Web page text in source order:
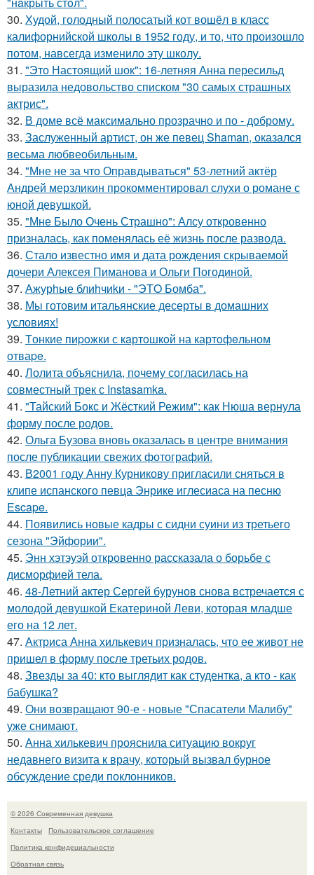
30. Худой, голодный полосатый кот вошёл в класс
калифорнийской школы в 1952 году, и то, что произошло
потом, навсегда изменило эту школу.
31. "Это Настоящий шок": 16-летняя Анна пересильд
выразила недовольство списком "30 самых страшных
актрис".
32. В доме всё максимально прозрачно и по - доброму.
33. Заслуженный артист, он же певец Shaman, оказался
весьма любвеобильным.
34. "Мне не за что Оправдываться" 53-летний актёр
Андрей мерзликин прокомментировал слухи о романе с
юной девушкой.
35. "Мне Было Очень Страшно": Алсу откровенно
призналась, как поменялась её жизнь после развода.
36. Стало известно имя и дата рождения скрываемой
дочери Алексея Пиманова и Ольги Погодиной.
37. Ажурhые блиhчиkи - "ЭТO Бомба".
38. Мы готовим итальянские десерты в домашних
условиях!
39. Tонкие пиpoжки с кaртoшкoй на картoфeльном
отваpe.
40. Лолита объяснила, почему согласилась на
совместный трек с Instasamka.
41. "Тайский Бокс и Жёсткий Режим": как Нюша вернула
форму после родов.
42. Ольга Бузова вновь оказалась в центре внимания
после публикации свежих фотографий.
43. В2001 году Анну Курникову пригласили сняться в
клипе испанского певца Энрике иглесиаса на песню
Escape.
44. Появились новые кадры с сидни суини из третьего
сезона "Эйфории".
45. Энн хэтэуэй откровенно рассказала о борьбе с
дисморфией тела.
46. 48-Летний актер Сергей бурунов снова встречается с
молодой девушкой Екатериной Леви, которая младше
его на 12 лет.
47. Актриса Анна хилькевич призналась, что ее живот не
пришел в форму после третьих родов.
48. Звезды за 40: кто выглядит как студентка, а кто - как
бабушка?
49. Они возвращают 90-е - новые "Спасатели Малибу"
уже снимают.
50. Анна хилькевич прояснила ситуацию вокруг
недавнего визита к врачу, который вызвал бурное
обсуждение среди поклонников.
© 2026 Современная девушка
Контакты
Пользовательское соглашение
Политика конфидециальности
Обратная связь